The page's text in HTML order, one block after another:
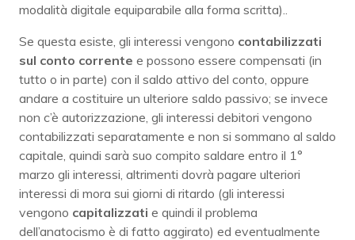
modalità digitale equiparabile alla forma scritta)..
Se questa esiste, gli interessi vengono contabilizzati
sul conto corrente e possono essere compensati (in
tutto o in parte) con il saldo attivo del conto, oppure
andare a costituire un ulteriore saldo passivo; se invece
non c’è autorizzazione, gli interessi debitori vengono
contabilizzati separatamente e non si sommano al saldo
capitale, quindi sarà suo compito saldare entro il 1°
marzo gli interessi, altrimenti dovrà pagare ulteriori
interessi di mora sui giorni di ritardo (gli interessi
vengono capitalizzati e quindi il problema
dell’anatocismo è di fatto aggirato) ed eventualmente